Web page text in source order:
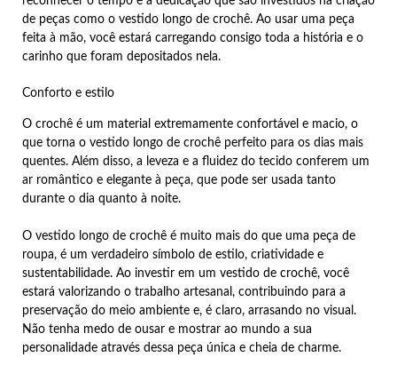
de peças como o vestido longo de crochê. Ao usar uma peça
feita à mão, você estará carregando consigo toda a história e o
carinho que foram depositados nela.
Conforto e estilo
O crochê é um material extremamente confortável e macio, o
que torna o vestido longo de crochê perfeito para os dias mais
quentes. Além disso, a leveza e a fluidez do tecido conferem um
ar romântico e elegante à peça, que pode ser usada tanto
durante o dia quanto à noite.
O vestido longo de crochê é muito mais do que uma peça de
roupa, é um verdadeiro símbolo de estilo, criatividade e
sustentabilidade. Ao investir em um vestido de crochê, você
estará valorizando o trabalho artesanal, contribuindo para a
preservação do meio ambiente e, é claro, arrasando no visual.
Não tenha medo de ousar e mostrar ao mundo a sua
personalidade através dessa peça única e cheia de charme.